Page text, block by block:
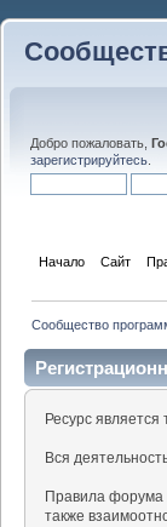
Добро пожаловать,
зарегистрируйтесь
Начало Сайт
Сообщество
Ресурс
Вся
Правила форума
также